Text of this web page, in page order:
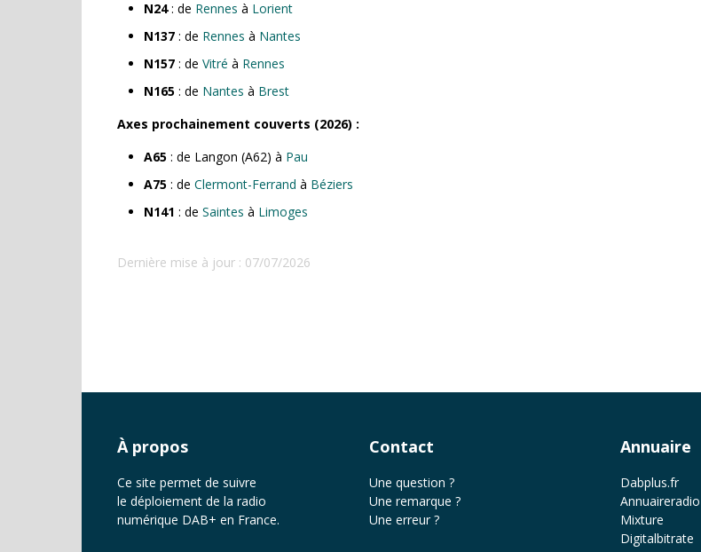
N24: de Rennes à Lorient
N137 : de Rennes à Nantes
N157 : de Vitré à Rennes
N165 : de Nantes à Brest
Axes prochainement couverts (2026) :
A65 : de Langon (A62) à Pau
A75 : de Clermont-Ferrand à Béziers
N141 : de Saintes à Limoges
Dernière mise à jour : 07/07/2026
À propos
Ce site permet de suivre
le déploiement de la radio
numérique DAB+ en France.
Contact
Une question ?
Une remarque ?
Une erreur ?
Annuaire
Dabplus.fr
Annuaireradio
Mixture
Digitalbitrate